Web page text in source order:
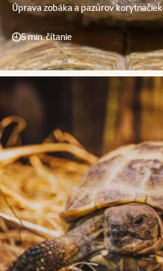
Úprava zobáka a pazúrov korytnačiek
5 min. čítanie